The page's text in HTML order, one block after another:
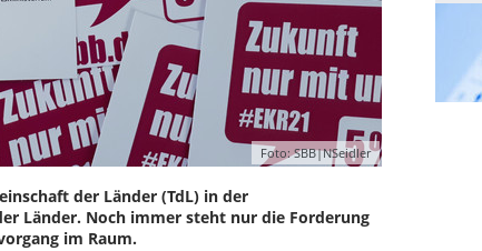
Foto: SBB|NSeidler
der Länder (TdL) in der
Länder. Noch immer steht nur die Forderung
im Raum.